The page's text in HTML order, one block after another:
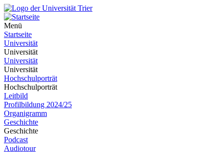
Menü
Startseite
Universität
Universität
Universität
Universität
Hochschulporträt
Hochschulporträt
Leitbild
Profilbildung 2024/25
Organigramm
Geschichte
Geschichte
Podcast
Audiotour